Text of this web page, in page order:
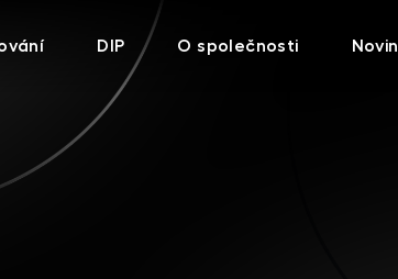
DIP O společnosti